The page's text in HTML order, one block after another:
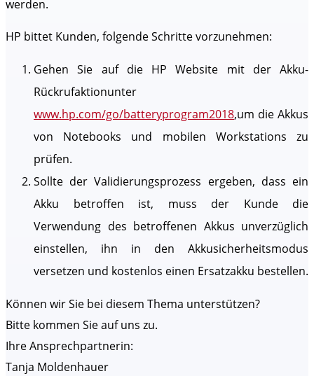
werden.
HP bittet Kunden, folgende Schritte vorzunehmen:
Gehen Sie auf die HP Website mit der Akku-
Rückrufaktionunter
www.hp.com/go/batteryprogram2018,um die Akkus
von Notebooks und mobilen Workstations zu
prüfen.
Sollte der Validierungsprozess ergeben, dass ein
Akku betroffen ist, muss der Kunde die
Verwendung des betroffenen Akkus unverzüglich
einstellen, ihn in den Akkusicherheitsmodus
versetzen und kostenlos einen Ersatzakku bestellen.
Können wir Sie bei diesem Thema unterstützen?
Bitte kommen Sie auf uns zu.
Ihre Ansprechpartnerin:
Tanja Moldenhauer